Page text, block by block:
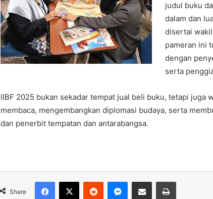
judul buku
dalam dan
disertai
pameran ini
dengan
serta
IIBF 2025 bukan sekadar tempat jual beli buku, tetapi juga
membaca, mengembangkan diplomasi budaya, serta
dan penerbit tempatan dan antarabangsa.
Share